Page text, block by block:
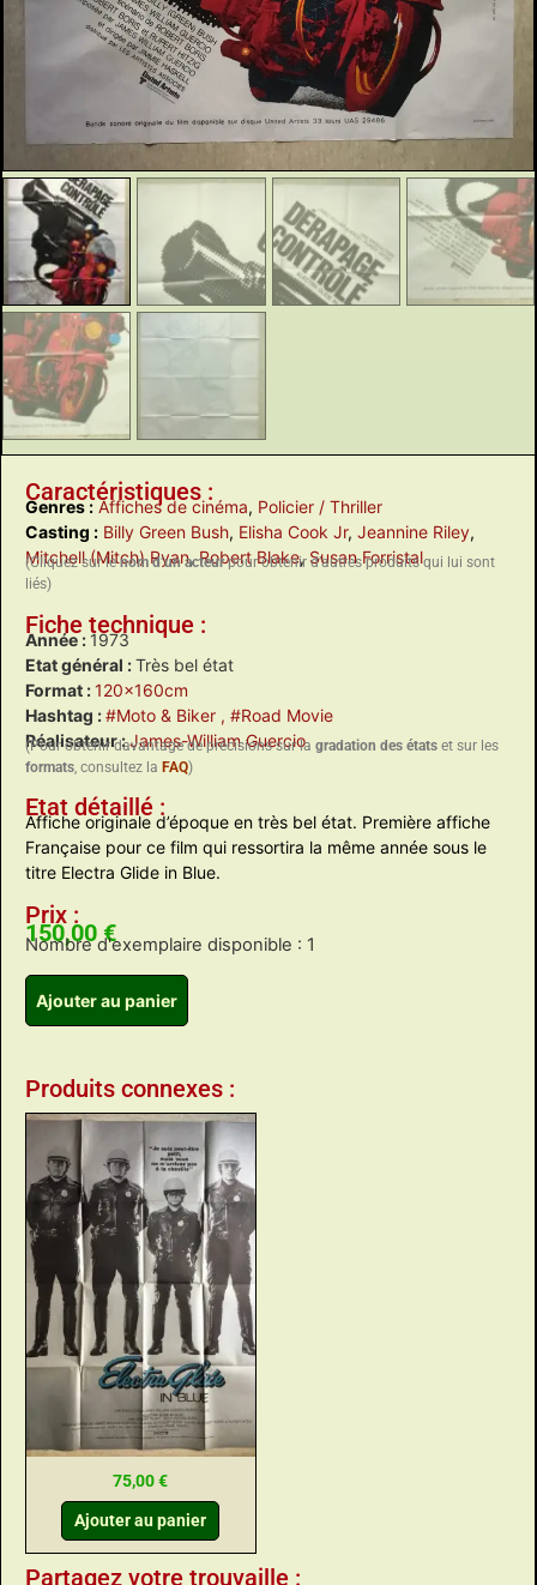
Caractéristiques :
Genres : Affiches de cinéma, Policier / Thriller
Casting : Billy Green Bush, Elisha Cook Jr, Jeannine Riley,
Mitchell (Mitch) Ryan,Robert Blake,Susan Forristal
(Cliquez sur lenom d’un acteurpour obtenir d’autres produits qui lui sont
liés)
Fiche technique :
Année : 1973
Etat général :Très bel état
Format :120x160cm
Hashtag :#Moto & Biker , #Road Movie
Réalisateur :James-William Guercio
(Pour obtenir davantage de précisions sur la gradation des états et sur les
formats , consultez la FAQ)
Etat détaillé :
Affiche originale d’époque en très bel état. Première affiche
Française pour ce film qui ressortira la même année sous le
titre Electra Glide in Blue.
Prix :
150,00 €
Nombre d'exemplaire disponible : 1
Ajouter au panier
Produits connexes :
75,00€
Ajouter au panier
Partagez votre trouvaille :